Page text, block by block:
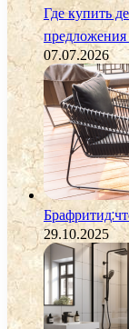
Где купить
предложения
07.07.2026
29.10.2025